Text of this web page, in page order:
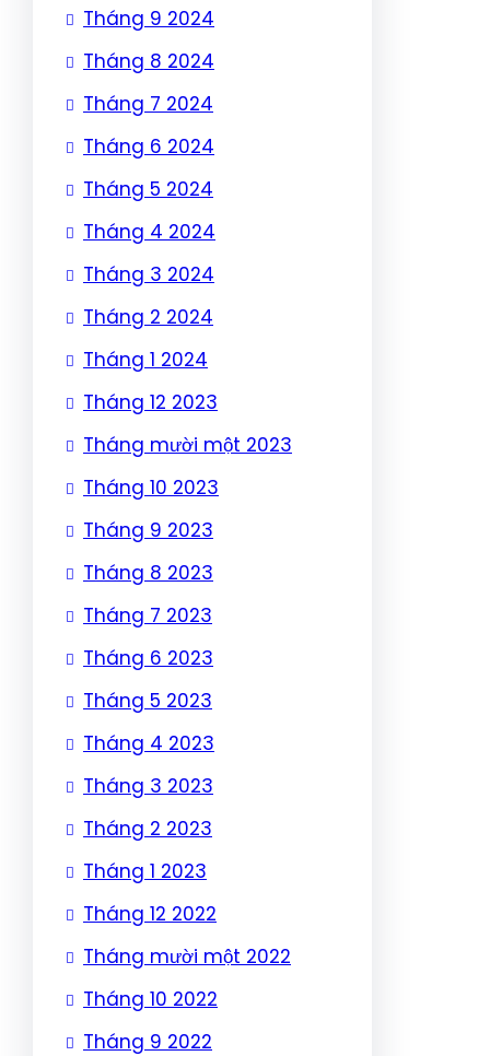
Tháng 9 2024
Tháng 8 2024
Tháng 7 2024
Tháng 6 2024
Tháng 5 2024
Tháng 4 2024
Tháng 3 2024
Tháng 2 2024
Tháng 1 2024
Tháng 12 2023
Tháng mười một 2023
Tháng 10 2023
Tháng 9 2023
Tháng 8 2023
Tháng 7 2023
Tháng 6 2023
Tháng 5 2023
Tháng 4 2023
Tháng 3 2023
Tháng 2 2023
Tháng 1 2023
Tháng 12 2022
Tháng mười một 2022
Tháng 10 2022
Tháng 9 2022